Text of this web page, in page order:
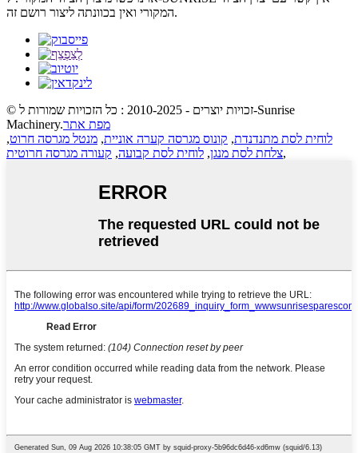
המקורי ואין בכוונתה ליצור רושם זה.
© זכויות יוצרים - 2010-2025 : כל הזכויות שמורות ל-Sunrise
Machinery.מפת אתר
לוחית לסת מתנדנדת, קונוס מגרסה קערה אוניית, מנטל מגרסה חרוט,
צלחת לסת מנגן, לוחית לסת קבועה, קעורה מגרסה חרוטית ,